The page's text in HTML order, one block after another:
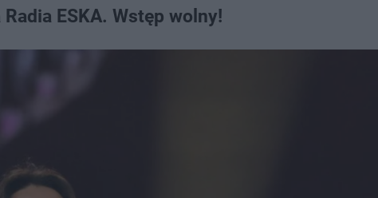
ESKA. Wstęp wolny!